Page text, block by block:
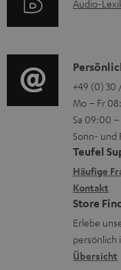
n
m
V
e
r
s
a
n
d
i
e
n
z
u
r
G
a
r
a
n
t
g
e
r
ä
t
e
R
ü
c
k
A
i
o
-
L
e
x
i
k
o
n
Audio-
K
o
n
t
a
k
t
d
a
t
+49 (0) 30 /
Mo – Fr
Sa 09:00 –
Sonn- und
Teufel
Häufige
Kontakt
Store
Erlebe
persönlich
Übersicht